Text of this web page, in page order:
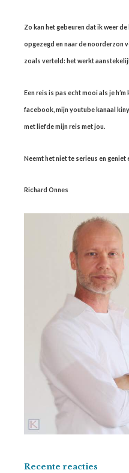
Zo kan het gebeuren dat ik weer
opgezegd en naar de noorderzon
zoals verteld: het werkt
Een reis is pas echt mooi als je
facebook, mijn youtube kanaal
met liefde mijn reis met jou.
Neemt het niet te serieus en
Richard Onnes
Recente reacties